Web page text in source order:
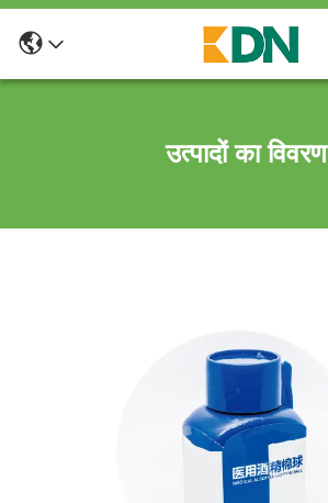
उत्पादों का विवरण